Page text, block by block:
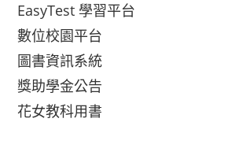
EasyTest 學習平台
數位校園平台
圖書資訊系統
獎助學金公告
花女教科用書